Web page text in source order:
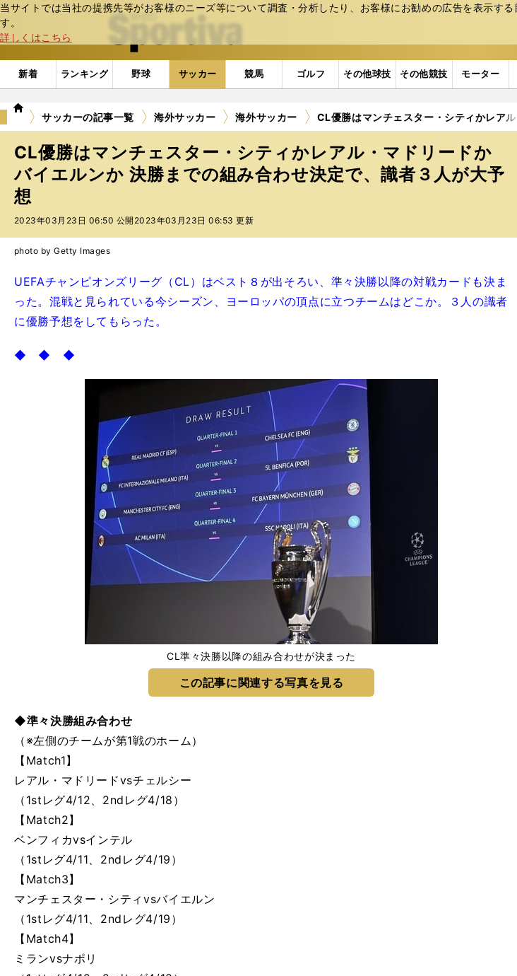
当サイトでは当社の提携先等がお客様のニーズ等について調査・分析したり、お客様にお勧めの広告を表⽰す
す。
詳しくはこちら
web Sportiva (webスポルティーバ)
新着 ランキング 野球 サッカー 競馬 ゴルフ その他球技 その他競技 モーター
we
ポ
ル
テ
ィ
ー
サッカーの記事一覧 海外サッカー 海外サッカー CL優勝はマンチェスター・シティかレア
CL優勝はマンチェスター・シティかレアル・マドリードか
バイエルンか 決勝までの組み合わせ決定で、識者３人が大予
想
2023年03月23日 06:50 公開 2023年03月23日 06:53 更新
photo by Getty Images
UEFAチャンピオンズリーグ（CL）はベスト８が出そろい、準々決勝以降の対戦カードも決ま
った。混戦と見られている今シーズン、ヨーロッパの頂点に立つチームはどこか。３人の識者
に優勝予想をしてもらった。
◆ ◆ ◆
CL準々決勝以降の組み合わせが決まった
この記事に関連する写真を見る
◆準々決勝組み合わせ
（※左側のチームが第1戦のホーム）
【Match1】
レアル・マドリードvsチェルシー
（1stレグ4/12、2ndレグ4/18）
【Match2】
ベンフィカvsインテル
（1stレグ4/11、2ndレグ4/19）
【Match3】
マンチェスター・シティvsバイエルン
（1stレグ4/11、2ndレグ4/19）
【Match4】
ミランvsナポリ